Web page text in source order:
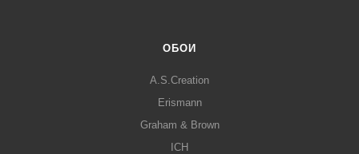
ОБОИ
A.S.Creation
Erismann
Graham & Brown
ICH